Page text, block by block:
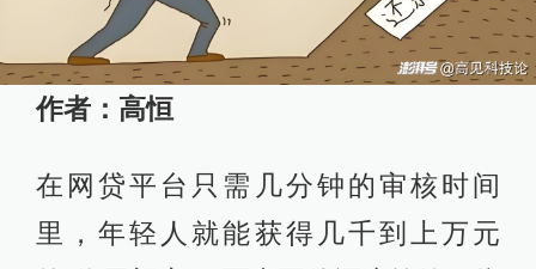
作者：高恒
在网贷平台只需几分钟的审核时间
里，年轻人就能获得几千到上万元